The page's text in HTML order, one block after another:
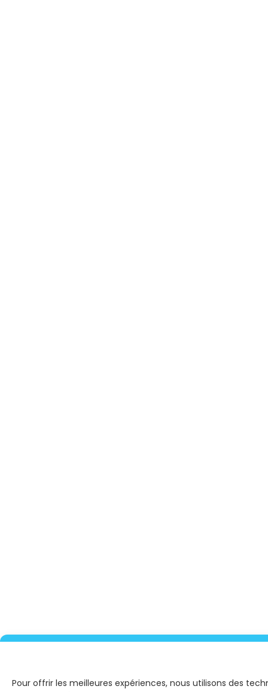
Pour offrir les meilleures expériences, nous utilisons des